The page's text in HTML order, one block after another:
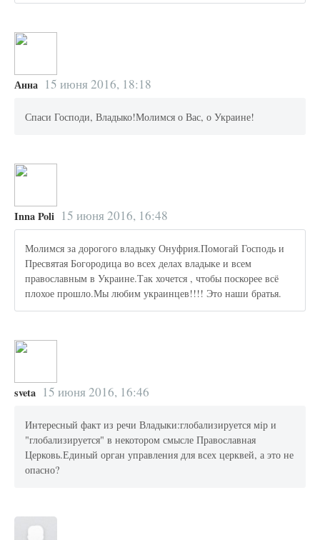
Анна 15 июня 2016, 18:18
Спаси Господи, Владыко!Молимся о Вас, о Украине!
Inna Poli 15 июня 2016, 16:48
Молимся за дорогого владыку Онуфрия.Помогай Господь и
Пресвятая Богородица во всех делах владыке и всем
православным в Украине.Так хочется , чтобы поскорее всё
плохое прошло.Мы любим украинцев!!!! Это наши братья.
sveta 15 июня 2016, 16:46
Интересный факт из речи Владыки:глобализируется мiр и
"глобализируется" в некотором смысле Православная
Церковь.Единый орган управления для всех церквей, а это не
опасно?